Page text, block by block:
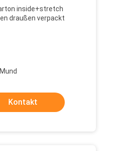
inside+stretch
draußen verpackt
Kontakt